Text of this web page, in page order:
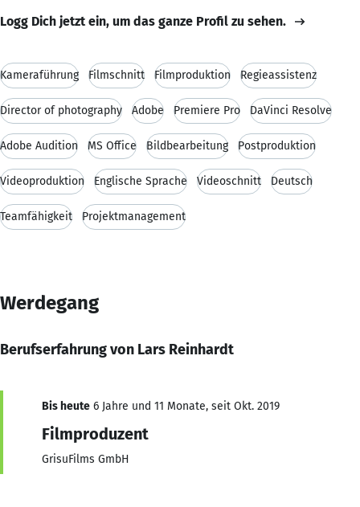
Logg Dich jetzt ein, um das ganze Profil zu sehen.
Kameraführung Filmschnitt Filmproduktion Regieassistenz
Director of photography Adobe Premiere Pro DaVinci Resolve
Adobe Audition MS Office Bildbearbeitung Postproduktion
Videoproduktion Englische Sprache Videoschnitt Deutsch
Teamfähigkeit Projektmanagement
Werdegang
Berufserfahrung von Lars Reinhardt
Bis heute 6 Jahre und 11 Monate, seit Okt. 2019
Filmproduzent
GrisuFilms GmbH